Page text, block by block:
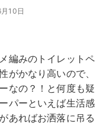
10日
編みのトイレットペ
かなり高いので、
なの？！と何度も疑
パーといえば生活感
あればお洒落に吊る